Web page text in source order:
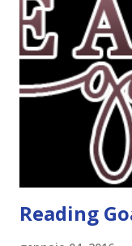
troppo fissata con
thriller e vorrei
fuoco - Josephine
libro cita anche
assolutamente mio.
streghe di Salem e
mondi paralleli e
Reading